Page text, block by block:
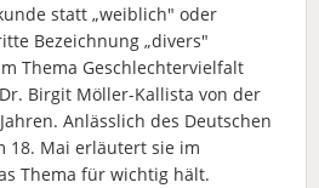
statt „weiblich" oder
Bezeichnung „divers"
Thema Geschlechtervielfalt
Birgit Möller-Kallista von der
Anlässlich des Deutschen
18. Mai erläutert sie im
Thema für wichtig hält.